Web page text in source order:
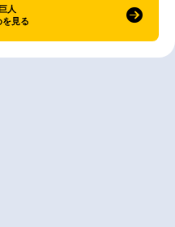
人
を見る